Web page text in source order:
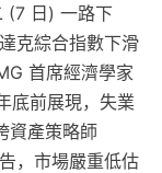
(7 日) 一路下
克綜合指數下滑
首席經濟學家
底前展現，失業
資產策略師
，市場嚴重低估